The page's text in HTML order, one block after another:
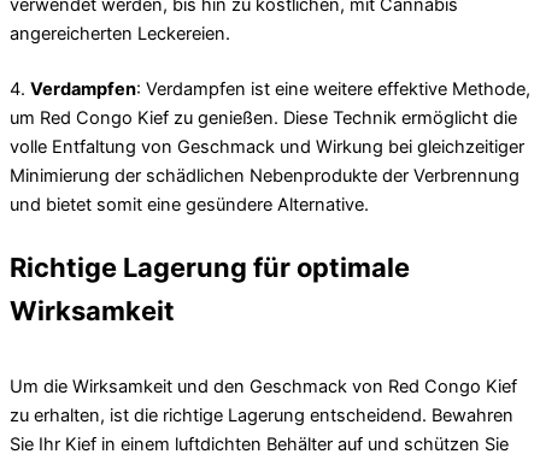
verwendet werden, bis hin zu köstlichen, mit Cannabis
angereicherten Leckereien.
4. Verdampfen: Verdampfen ist eine weitere effektive Methode,
um Red Congo Kief zu genießen. Diese Technik ermöglicht die
volle Entfaltung von Geschmack und Wirkung bei gleichzeitiger
Minimierung der schädlichen Nebenprodukte der Verbrennung
und bietet somit eine gesündere Alternative.
Richtige Lagerung für optimale
Wirksamkeit
Um die Wirksamkeit und den Geschmack von Red Congo Kief
zu erhalten, ist die richtige Lagerung entscheidend. Bewahren
Sie Ihr Kief in einem luftdichten Behälter auf und schützen Sie